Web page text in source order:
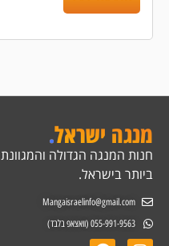
מנגה ישראל.
חנות המנגה הגדולה והמגוונת
ביותר בישראל.
Mangaisraelinfo@gmail.com
055-991-9563 (וואצאפ בלבד)